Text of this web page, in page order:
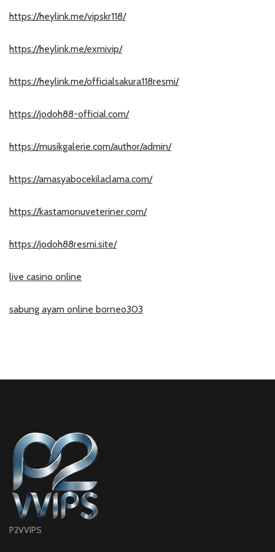
https://heylink.me/vipskr118/
https://heylink.me/exmivip/
https://heylink.me/officialsakura118resmi/
https://jodoh88-official.com/
https://musikgalerie.com/author/admin/
https://amasyabocekilaclama.com/
https://kastamonuveteriner.com/
https://jodoh88resmi.site/
live casino online
sabung ayam online borneo303
P2VVIPS